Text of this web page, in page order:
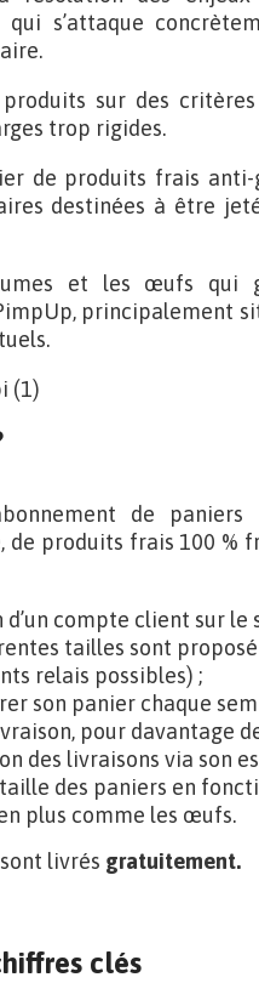
s’attaque
sur des
trop rigides.
de produits frais anti-
destinées à être
et les œufs qui
principalement
de
de produits frais 100 %
compte client sur
tailles sont
relais possibles) ;
son panier chaque
pour davantage
des livraisons via son
des paniers en
plus comme les œufs.
livrés gratuitement.
clés